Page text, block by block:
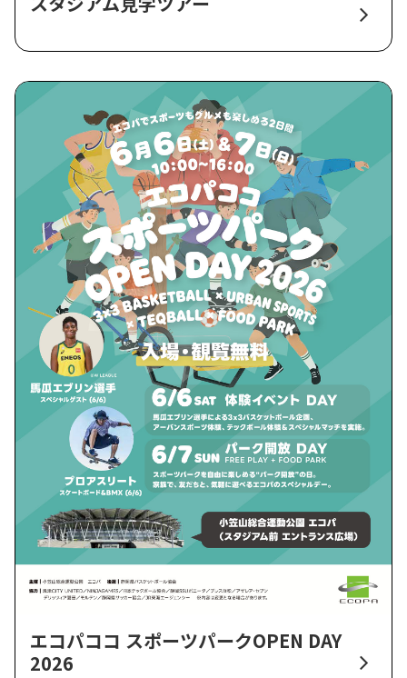
エコパココ スポーツパークOPEN DAY
2026